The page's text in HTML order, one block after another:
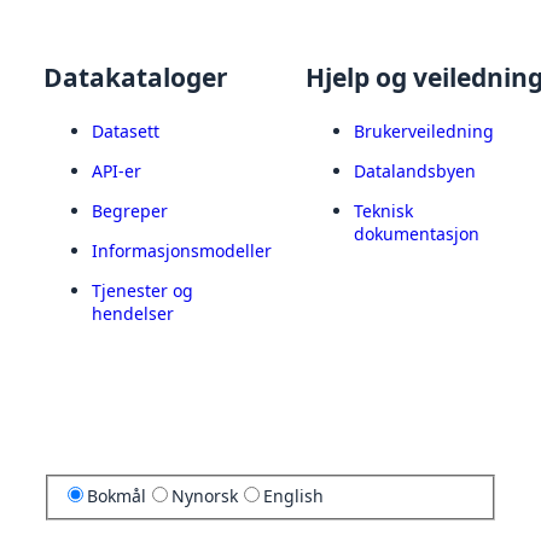
Datakataloger
Datasett
API-er
Begreper
Informasjonsmodeller
Tjenester og
hendelser
Hjelp og
Brukerveiledning
Datalandsbyen
Teknisk
dokumentasjon
Bokmål Nynorsk English